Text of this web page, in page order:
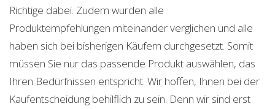
Richtige dabei. Zudem wurden alle
Produktempfehlungen miteinander verglichen und alle
haben sich bei bisherigen Käufern durchgesetzt. Somit
müssen Sie nur das passende Produkt auswählen, das
Ihren Bedürfnissen entspricht. Wir hoffen, Ihnen bei der
Kaufentscheidung behilflich zu sein. Denn wir sind erst